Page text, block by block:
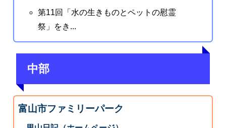
第11回「水の生きものとペットの慰霊
祭」をき...
中部
富山市ファミリーパーク